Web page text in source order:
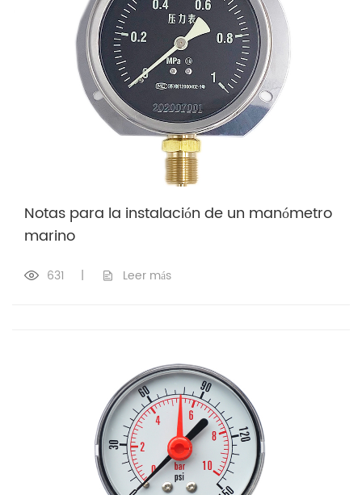
Notas para la instalación de un manómetro
marino
631 | Leer más